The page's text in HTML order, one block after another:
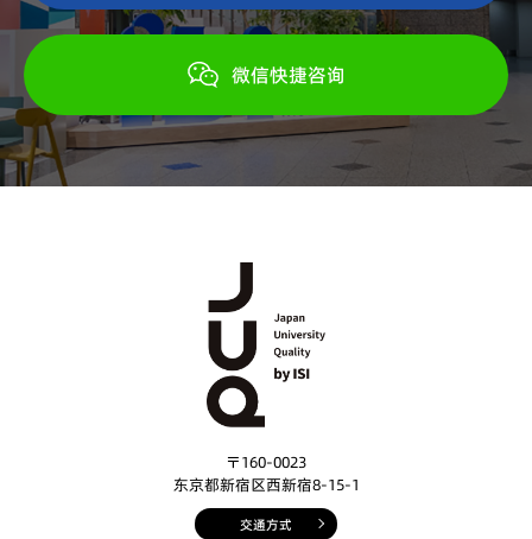
微信快捷咨询
〒160-0023
东京都新宿区西新宿8-15-1
交通方式